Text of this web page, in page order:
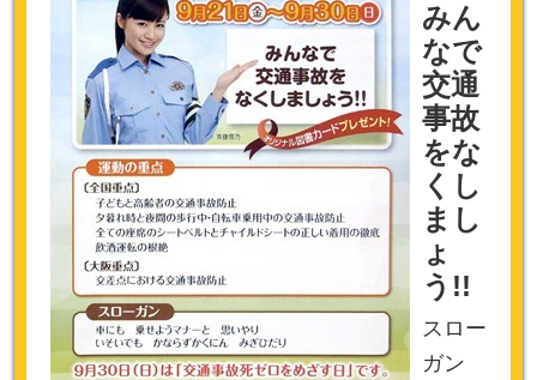
みん
なで
交通
事故
をな
くし
まし
ょ
う!!
スロー
ガン